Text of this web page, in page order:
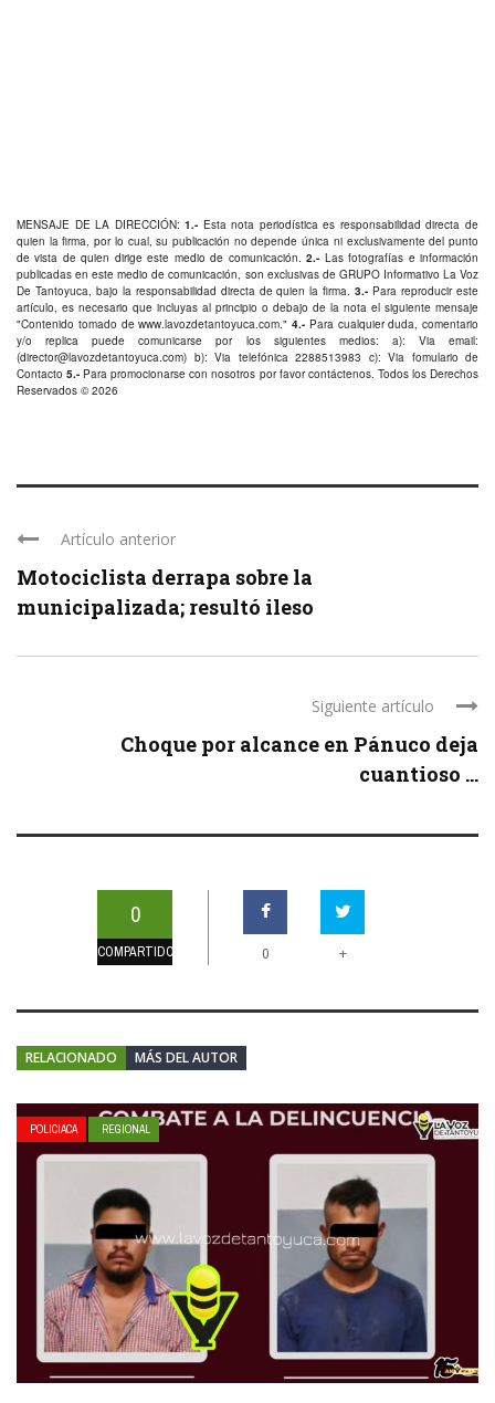
MENSAJE DE LA DIRECCIÓN:1.- Esta nota periodística es responsabilidad directa de
quien la firma, por lo cual, su publicación no depende única ni exclusivamente del punto
de vista de quien dirige este medio de comunicación.2.- Las fotografías e información
publicadas en este medio de comunicación, son exclusivas de GRUPO Informativo La Voz
De Tantoyuca, bajo la responsabilidad directa de quien la firma.3.- Para reproducir este
artículo, es necesario que incluyas al principio o debajo de la nota el siguiente mensaje
"Contenido tomado dewww.lavozdetantoyuca.com ." 4.- Para cualquier duda, comentario
y/o replica puede comunicarse por los siguientes medios: a): Via email:
(director@lavozdetantoyuca.com) b): Via telefónica 2288513983 c): Via fomulario de
Contacto 5.- Para promocionarse con nosotros por favorcontáctenos. Todos los Derechos
Reservados © 2026
Artículo anterior
Motociclista derrapa sobre la
municipalizada; resultó ileso
Siguiente artículo
Choque por alcance en Pánuco deja
cuantioso ...
0
COMPARTIDOS 0 +
RELACIONADO MÁS DEL AUTOR
POLICIACA REGIONAL